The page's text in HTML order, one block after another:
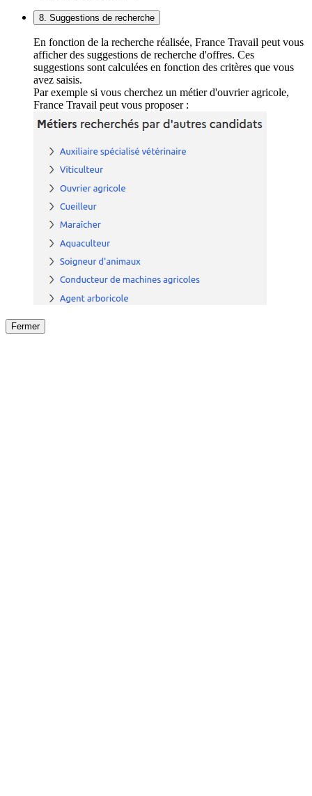
8. Suggestions de recherche
En fonction de la recherche réalisée, France Travail peut vous
afficher des suggestions de recherche d'offres. Ces
suggestions sont calculées en fonction des critères que vous
avez saisis.
Par exemple si vous cherchez un métier d'ouvrier agricole,
France Travail peut vous proposer :
Fermer